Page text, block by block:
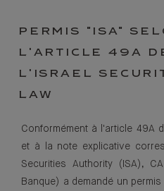
PERMIS "ISA"
L'ARTICLE 49A
L'ISRAEL
LAW
Conformément à l'article 49A
et à la note explicative
Securities Authority (ISA),
Banque) a demandé un